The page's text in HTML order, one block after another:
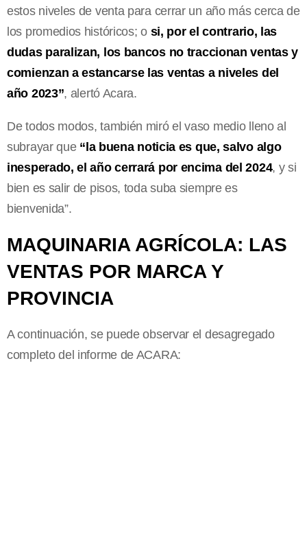
estos niveles de venta para cerrar un año más cerca de
los promedios históricos; o si, por el contrario, las
dudas paralizan, los bancos no traccionan ventas y
comienzan a estancarse las ventas a niveles del
año 2023”, alertó Acara.
De todos modos, también miró el vaso medio lleno al
subrayar que “la buena noticia es que, salvo algo
inesperado, el año cerrará por encima del 2024, y si
bien es salir de pisos, toda suba siempre es
bienvenida”.
MAQUINARIA AGRÍCOLA: LAS
VENTAS POR MARCA Y
PROVINCIA
A continuación, se puede observar el desagregado
completo del informe de ACARA: